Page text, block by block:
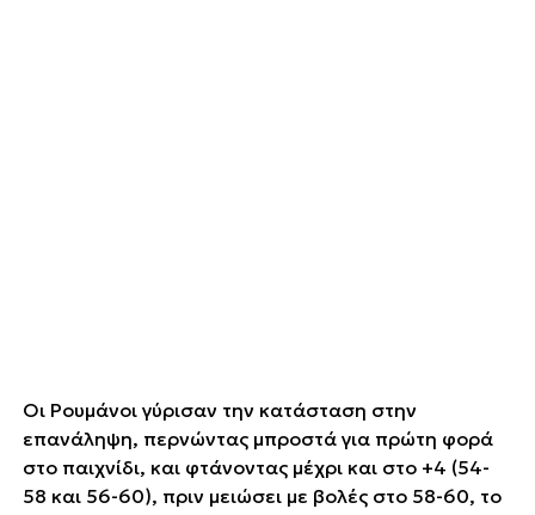
Οι Ρουμάνοι γύρισαν την κατάσταση στην
επανάληψη, περνώντας μπροστά για πρώτη φορά
στο παιχνίδι, και φτάνοντας μέχρι και στο +4 (54-
58 και 56-60), πριν μειώσει με βολές στο 58-60, το